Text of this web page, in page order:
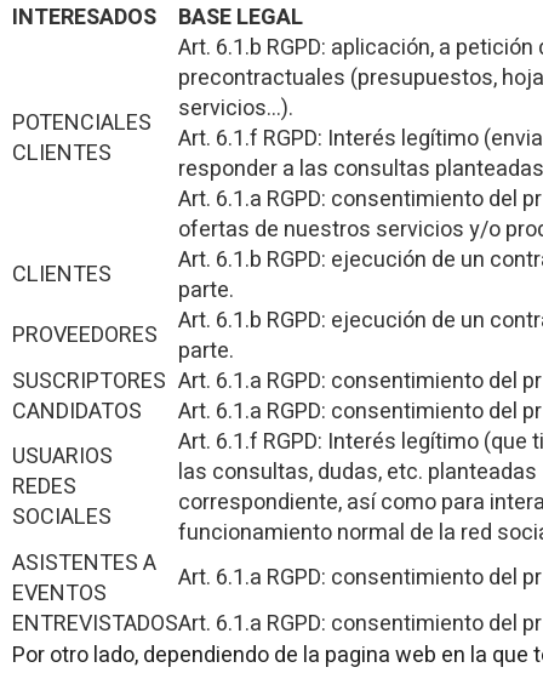
INTERESADOS
BASE LEGAL
POTENCIALES
CLIENTES
Art. 6.1.b RGPD: aplicación, a
precontractuales (presupuestos,
servicios…).
Art. 6.1.f RGPD: Interés legítimo
responder a las consultas
Art. 6.1.a RGPD: consentimiento del
ofertas de nuestros servicios y/o
CLIENTES
Art. 6.1.b RGPD: ejecución de un
parte.
PROVEEDORES
Art. 6.1.b RGPD: ejecución de un
parte.
SUSCRIPTORES Art. 6.1.a RGPD: consentimiento del
CANDIDATOS
Art. 6.1.a RGPD: consentimiento del
USUARIOS
REDES
SOCIALES
Art. 6.1.f RGPD: Interés legítimo
las consultas, dudas, etc.
correspondiente, así como para
funcionamiento normal de la red
ASISTENTES A
EVENTOS
Art. 6.1.a RGPD: consentimiento del
ENTREVISTADOSArt. 6.1.a RGPD: consentimiento del
Por otro lado, dependiendo de la pagina web en la